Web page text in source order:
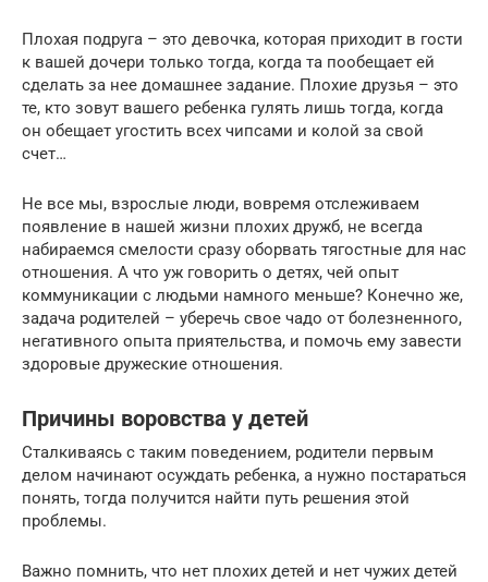
Плохая подруга – это девочка, которая приходит в гости
к вашей дочери только тогда, когда та пообещает ей
сделать за нее домашнее задание. Плохие друзья – это
те, кто зовут вашего ребенка гулять лишь тогда, когда
он обещает угостить всех чипсами и колой за свой
счет…
Не все мы, взрослые люди, вовремя отслеживаем
появление в нашей жизни плохих дружб, не всегда
набираемся смелости сразу оборвать тягостные для нас
отношения. А что уж говорить о детях, чей опыт
коммуникации с людьми намного меньше? Конечно же,
задача родителей – уберечь свое чадо от болезненного,
негативного опыта приятельства, и помочь ему завести
здоровые дружеские отношения.
Причины воровства у детей
Сталкиваясь с таким поведением, родители первым
делом начинают осуждать ребенка, а нужно постараться
понять, тогда получится найти путь решения этой
проблемы.
Важно помнить, что нет плохих детей и нет чужих детей